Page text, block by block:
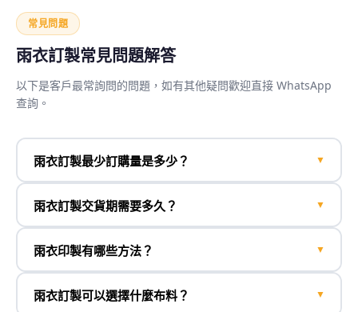
常見問題
雨衣訂製常見問題解答
以下是客戶最常詢問的問題，如有其他疑問歡迎直接 WhatsApp
查詢。
雨衣訂製最少訂購量是多少？ ▼
雨衣訂製交貨期需要多久？ ▼
雨衣印製有哪些方法？ ▼
雨衣訂製可以選擇什麼布料？ ▼